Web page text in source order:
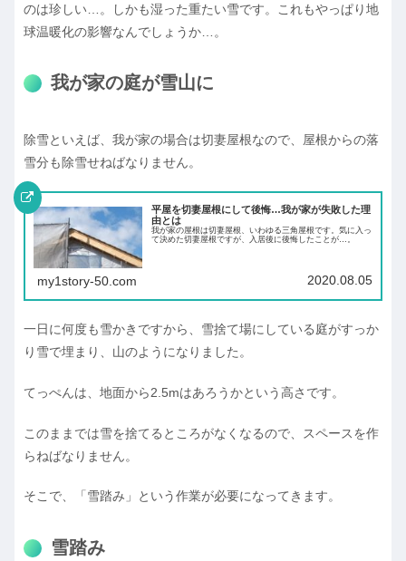
のは珍しい…。しかも湿った重たい雪です。これもやっぱり地
球温暖化の影響なんでしょうか…。
我が家の庭が雪山に
除雪といえば、我が家の場合は切妻屋根なので、屋根からの落
雪分も除雪せねばなりません。
平屋を切妻屋根にして後悔…我が家が失敗した理
由とは
我が家の屋根は切妻屋根、いわゆる三角屋根です。気に入っ
て決めた切妻屋根ですが、入居後に後悔したことが…。
my1story-50.com 2020.08.05
一日に何度も雪かきですから、雪捨て場にしている庭がすっか
り雪で埋まり、山のようになりました。
てっぺんは、地面から2.5mはあろうかという高さです。
このままでは雪を捨てるところがなくなるので、スペースを作
らねばなりません。
そこで、「雪踏み」という作業が必要になってきます。
雪踏み